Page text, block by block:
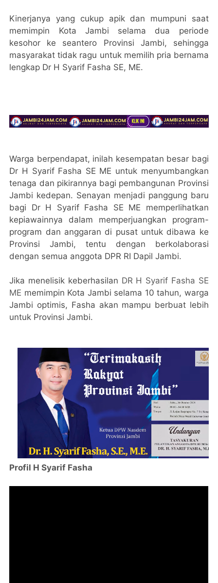
Kinerjanya yang cukup apik dan mumpuni saat
memimpin Kota Jambi selama dua periode
kesohor ke seantero Provinsi Jambi, sehingga
masyarakat tidak ragu untuk memilih pria bernama
lengkap Dr H Syarif Fasha SE, ME.
Warga berpendapat, inilah kesempatan besar bagi
Dr H Syarif Fasha SE ME untuk menyumbangkan
tenaga dan pikirannya bagi pembangunan Provinsi
Jambi kedepan. Senayan menjadi panggung baru
bagi Dr H Syarif Fasha SE ME memperlihatkan
kepiawainnya dalam memperjuangkan program-
program dan anggaran di pusat untuk dibawa ke
Provinsi Jambi, tentu dengan berkolaborasi
dengan semua anggota DPR RI Dapil Jambi.
Jika menelisik keberhasilan DR H Syarif Fasha SE
ME memimpin Kota Jambi selama 10 tahun, warga
Jambi optimis, Fasha akan mampu berbuat lebih
untuk Provinsi Jambi.
Profil H Syarif Fasha